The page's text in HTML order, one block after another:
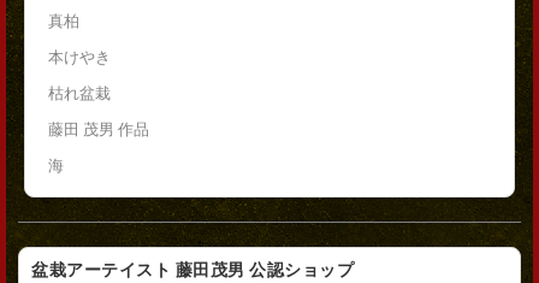
真柏
本けやき
枯れ盆栽
藤田 茂男 作品
海
盆栽アーテイスト 藤田茂男 公認ショップ